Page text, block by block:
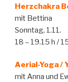
Herzchakra
mit Bettina
Sonntag, 1.11.
18 – 19.15 h /
Aerial-Yoga /
mit Anna und